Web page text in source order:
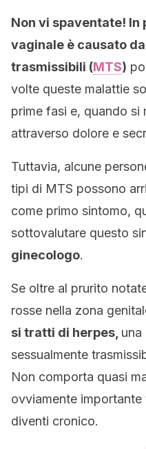
Non vi spaventate!
vaginale è causato
trasmissibili (MTS)
volte queste malattie
prime fasi e, quando si
attraverso dolore e
Tuttavia, alcune
tipi di MTS possono
come primo sintomo,
sottovalutare questo
ginecologo.
Se oltre al prurito
rosse nella zona
si tratti di herpes, una
sessualmente
Non comporta quasi
ovviamente
diventi cronico.